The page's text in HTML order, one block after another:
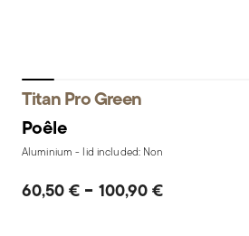
Titan Pro Green
Poêle
Aluminium - lid included: Non
60,50 € - 100,90 €